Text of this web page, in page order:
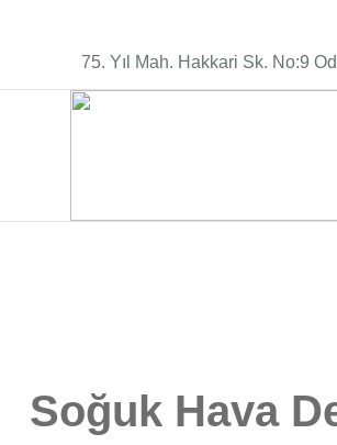
75. Yıl Mah. Hakkari Sk. No:9
Soğuk Hava